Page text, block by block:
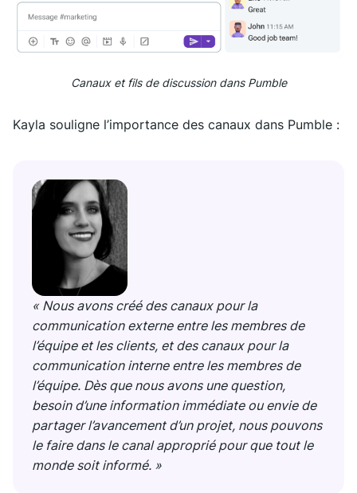
Canaux et fils de discussion dans Pumble
Kayla souligne l’importance des canaux dans Pumble :
« Nous avons créé des canaux pour la
communication externe entre les membres de
l’équipe et les clients, et des canaux pour la
communication interne entre les membres de
l’équipe. Dès que nous avons une question,
besoin d’une information immédiate ou envie de
partager l’avancement d’un projet, nous pouvons
le faire dans le canal approprié pour que tout le
monde soit informé. »